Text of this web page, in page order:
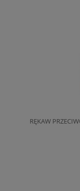
RĘKAW